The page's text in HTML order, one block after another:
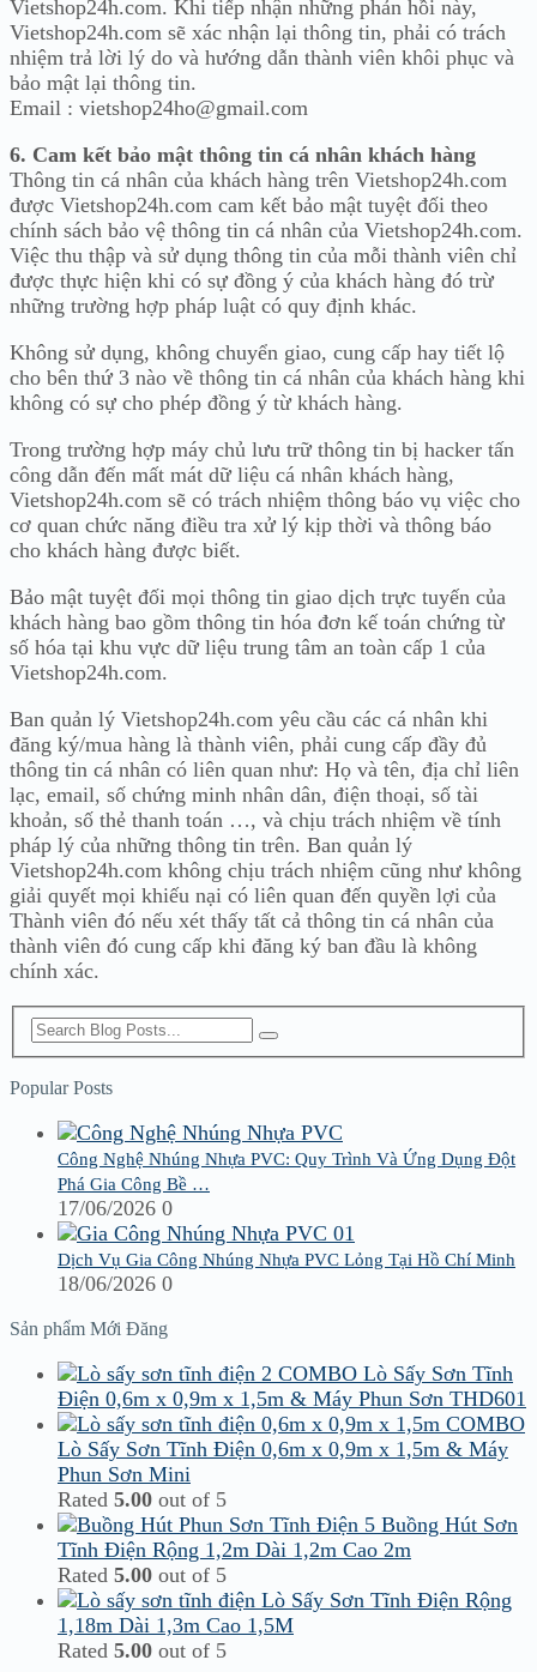
Vietshop24h.com. Khi tiếp nhận những phản hồi này,
Vietshop24h.com sẽ xác nhận lại thông tin, phải có trách
nhiệm trả lời lý do và hướng dẫn thành viên khôi phục và
bảo mật lại thông tin.
Email : vietshop24ho@gmail.com
6. Cam kết bảo mật thông tin cá nhân khách hàng
Thông tin cá nhân của khách hàng trên Vietshop24h.com
được Vietshop24h.com cam kết bảo mật tuyệt đối theo
chính sách bảo vệ thông tin cá nhân của Vietshop24h.com.
Việc thu thập và sử dụng thông tin của mỗi thành viên chỉ
được thực hiện khi có sự đồng ý của khách hàng đó trừ
những trường hợp pháp luật có quy định khác.
Không sử dụng, không chuyển giao, cung cấp hay tiết lộ
cho bên thứ 3 nào về thông tin cá nhân của khách hàng khi
không có sự cho phép đồng ý từ khách hàng.
Trong trường hợp máy chủ lưu trữ thông tin bị hacker tấn
công dẫn đến mất mát dữ liệu cá nhân khách hàng,
Vietshop24h.com sẽ có trách nhiệm thông báo vụ việc cho
cơ quan chức năng điều tra xử lý kịp thời và thông báo
cho khách hàng được biết.
Bảo mật tuyệt đối mọi thông tin giao dịch trực tuyến của
khách hàng bao gồm thông tin hóa đơn kế toán chứng từ
số hóa tại khu vực dữ liệu trung tâm an toàn cấp 1 của
Vietshop24h.com.
Ban quản lý Vietshop24h.com yêu cầu các cá nhân khi
đăng ký/mua hàng là thành viên, phải cung cấp đầy đủ
thông tin cá nhân có liên quan như: Họ và tên, địa chỉ liên
lạc, email, số chứng minh nhân dân, điện thoại, số tài
khoản, số thẻ thanh toán …, và chịu trách nhiệm về tính
pháp lý của những thông tin trên. Ban quản lý
Vietshop24h.com không chịu trách nhiệm cũng như không
giải quyết mọi khiếu nại có liên quan đến quyền lợi của
Thành viên đó nếu xét thấy tất cả thông tin cá nhân của
thành viên đó cung cấp khi đăng ký ban đầu là không
chính xác.
Popular Posts
Công Nghệ Nhúng Nhựa PVC: Quy Trình Và Ứng Dụng Đột
Phá Gia Công Bề …
17/06/2026 0
Dịch Vụ Gia Công Nhúng Nhựa PVC Lỏng Tại Hồ Chí Minh
18/06/2026 0
Sản phẩm Mới Đăng
COMBO Lò Sấy Sơn Tĩnh
Điện 0,6m x 0,9m x 1,5m & Máy Phun Sơn THD601
COMBO
Lò Sấy Sơn Tĩnh Điện 0,6m x 0,9m x 1,5m & Máy
Phun Sơn Mini
Rated 5.00 out of 5
Buồng Hút Sơn
Tĩnh Điện Rộng 1,2m Dài 1,2m Cao 2m
Rated 5.00 out of 5
Lò Sấy Sơn Tĩnh Điện Rộng
1,18m Dài 1,3m Cao 1,5M
Rated 5.00 out of 5